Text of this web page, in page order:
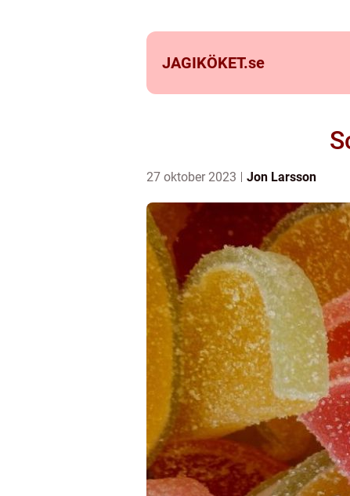
JAGIKÖKET.se
27 oktober 2023 Jon Larsson